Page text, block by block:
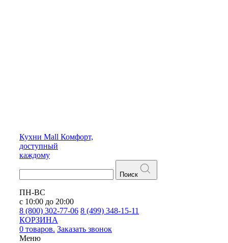
Кухни Mall Комфорт,
доступный
каждому
Поиск
ПН-ВС
с 10:00 до 20:00
8 (800) 302-77-06 8 (499) 348-15-11
КОРЗИНА
0 товаров. Заказать звонок
Меню